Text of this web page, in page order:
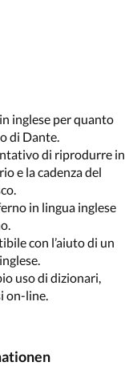
inglese per quanto
di Dante.
di riprodurre in
e la cadenza del
in lingua inglese
con l’aiuto di un
uso di dizionari,
on-line.